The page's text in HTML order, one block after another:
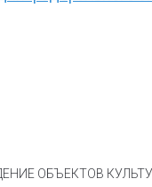
ОБЪЕКТОВ